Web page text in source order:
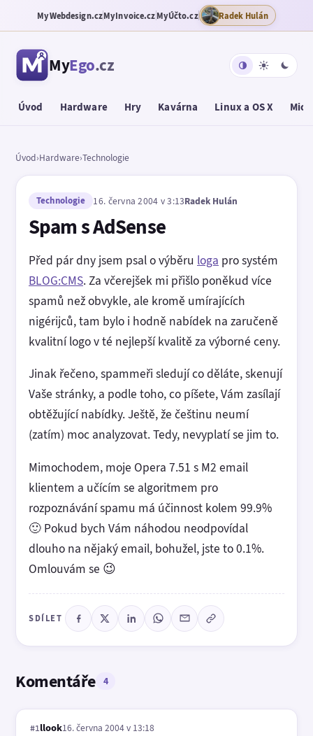
MyWebdesign.czMyInvoice.czMyÚčto.cz Radek Hulán
MyEgo.cz
Úvod Hardware Hry Kavárna Linux a OS X
Úvod›Hardware›Technologie
Technologie 16. června 2004 v 3:13Radek Hulán
Spam s AdSense
Před pár dny jsem psal o výběru loga pro systém
BLOG:CMS. Za včerejšek mi přišlo poněkud více
spamů než obvykle, ale kromě umírajících
nigérijců, tam bylo i hodně nabídek na zaručeně
kvalitní logo v té nejlepší kvalitě za výborné ceny.
Jinak řečeno, spammeři sledují co děláte, skenují
Vaše stránky, a podle toho, co píšete, Vám zasílají
obtěžující nabídky. Ještě, že češtinu neumí
(zatím) moc analyzovat. Tedy, nevyplatí se jim to.
Mimochodem, moje Opera 7.51 s M2 email
klientem a učícím se algoritmem pro
rozpoznávání spamu má účinnost kolem 99.9%
🙂 Pokud bych Vám náhodou neodpovídal
dlouho na nějaký email, bohužel, jste to 0.1%.
Omlouvám se 😉
SDÍLET
Komentáře 4
#1llook16. června 2004 v 13:18